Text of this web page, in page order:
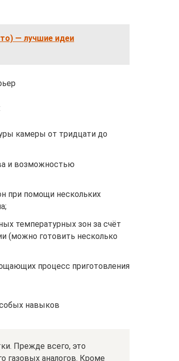
— лучшие идеи
камеры от тридцати до
и возможностью
при помощи нескольких
температурных зон за счёт
(можно готовить несколько
процесс приготовления
навыков
Прежде всего, это
газовых аналогов. Кроме